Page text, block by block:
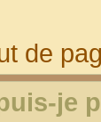
de
je